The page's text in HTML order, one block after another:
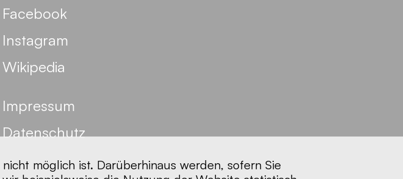
Facebook
Instagram
Wikipedia
Impressum
Datenschutz
möglich ist. Darüberhinaus werden, sofern Sie